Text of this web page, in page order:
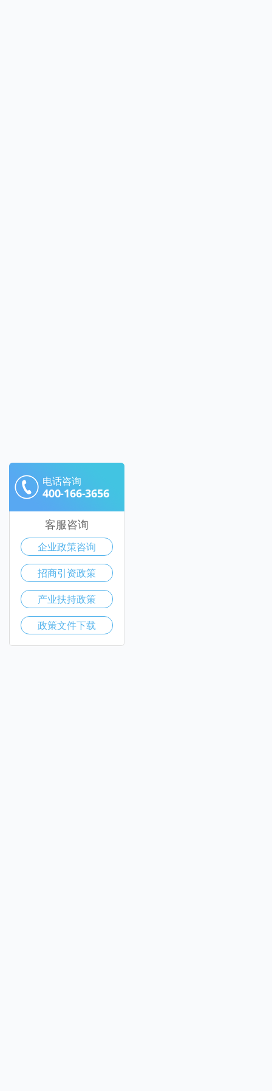
电话咨询
400-166-3656
客服咨询
企业政策咨询
招商引资政策
产业扶持政策
政策文件下载